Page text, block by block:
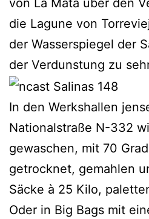
von La Mata über den
die Lagune von
der Wasserspiegel der
der Verdunstung zu
In den Werkshallen
Nationalstraße N-332
gewaschen, mit 70
getrocknet, gemahlen
Säcke à 25 Kilo,
Oder in Big Bags mit